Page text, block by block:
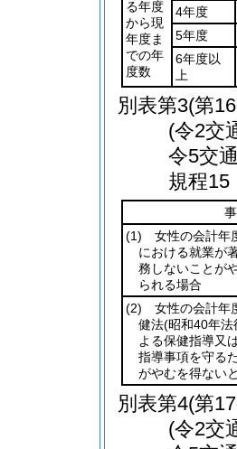
る年度
から現
年度ま
での年
度数
4年度
5年度
6年度以
上
別表第3(第
(令2交
令5交
規程15
(1) 女性の会計年
における就業が
務しないことが
られる場合
(2) 女性の会計年
健法(昭和40年法
よる保健指導又
指導事項を守る
がやむを得ない
別表第4(第
(令2交